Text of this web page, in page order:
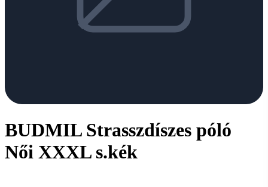
BUDMIL Strasszdíszes póló
Női XXXL s.kék